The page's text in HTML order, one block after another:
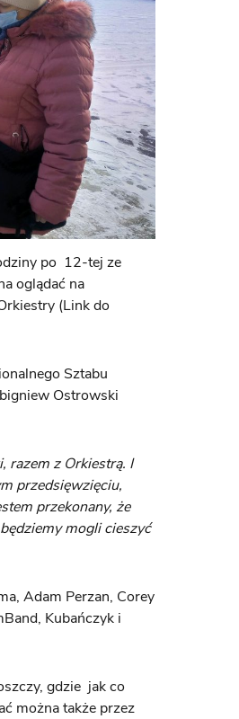
po 12-tej ze
oglądać na
(Link do
Sztabu
Ostrowski
razem z Orkiestrą. I
przedsięwzięciu,
przekonany, że
mogli cieszyć
Adam Perzan, Corey
Kubańczyk i
gdzie jak co
można także przez